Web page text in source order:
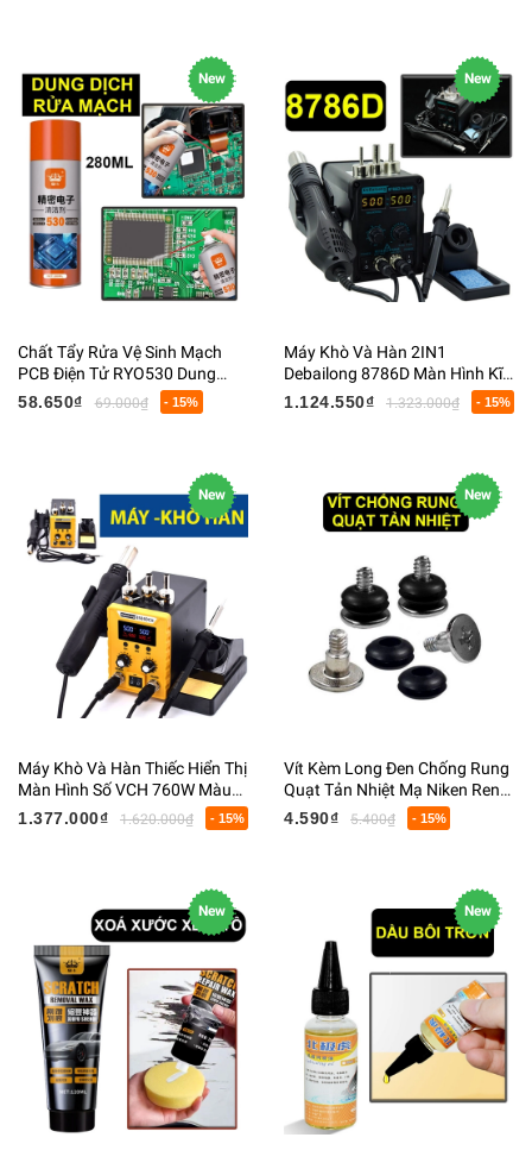
New
Chất Tẩy Rửa Vệ Sinh Mạch
PCB Điện Tử RYO530 Dung
Tích 280ML
58.650₫ 69.000₫ - 15%
New
Máy Khò Và Hàn 2IN1
Debailong 8786D Màn Hình Kĩ
Thuật Số 700W 1600KG
1.124.550₫ 1.323.000₫ - 15%
New
Máy Khò Và Hàn Thiếc Hiển Thị
Màn Hình Số VCH 760W Màu
Vàng 15x17x26CM Nặng
1.377.000₫ 1.620.000₫ - 15%
New
Vít Kèm Long Đen Chống Rung
Quạt Tản Nhiệt Mạ Niken Ren
3.4MM Dài 11MM
4.590₫ 5.400₫ - 15%
New New